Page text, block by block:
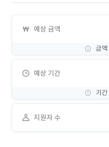
예상 금액
금액
예상 기간
기
지원자 수